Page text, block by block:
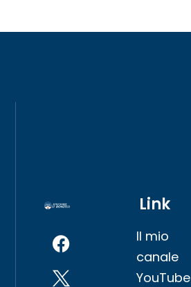
Link
Il mio
canale
YouTube